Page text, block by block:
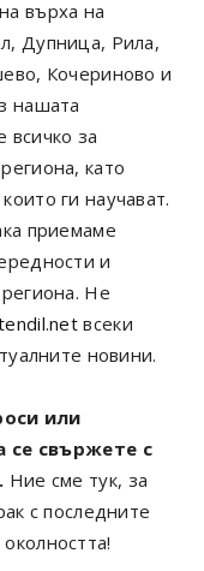
върха на
Дупница, Рила,
Кочериново и
нашата
за
като
ги научават.
приемаме
и
Не
всеки
новини.
или
се свържете с
Ние сме тук, за
с последните